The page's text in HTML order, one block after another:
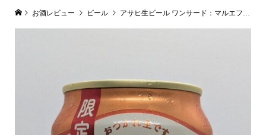
お酒レビュー ビール アサヒ生ビール ワンサード：マルエフと黒生を使った裏メニューが限定販売